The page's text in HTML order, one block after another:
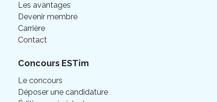
Les avantages
Devenir membre
Carrière
Contact
Concours ESTim
Le concours
Déposer une candidature